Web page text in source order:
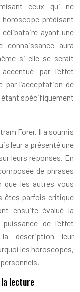
ceux qui ne
prédisant
ayant une
aura
si elle se serait
par l’effet
par l’acceptation de
spécifiquement
Forer. Il a soumis
leur a présenté une
leurs réponses. En
de phrases
que les autres vous
êtes parfois critique
ensuite évalué la
de l’effet
description leur
les horoscopes,
lecture